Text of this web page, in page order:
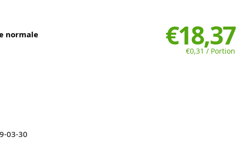
€18,37
€0,31 / Portion
normale
03-30